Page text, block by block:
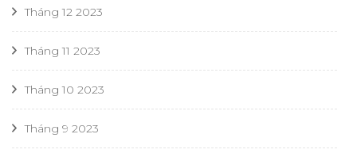
Tháng 12 2023
Tháng 11 2023
Tháng 10 2023
Tháng 9 2023